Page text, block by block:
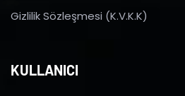
Gizlilik Sözleşmesi (K.V.K.K)
KULLANICI